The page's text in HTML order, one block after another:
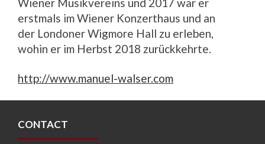
erstmals im Wiener Konzerthaus und an
der Londoner Wigmore Hall zu erleben,
wohin er im Herbst 2018 zurückkehrte.
http://www.manuel-walser.com
CONTACT